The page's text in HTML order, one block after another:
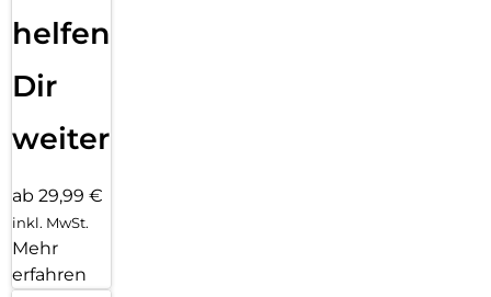
helfen
Dir
weiter
ab 29,99 €
inkl. MwSt.
Mehr
erfahren